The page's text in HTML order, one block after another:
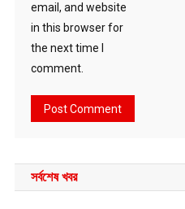
email, and website
in this browser for
the next time I
comment.
সর্বশেষ খবর